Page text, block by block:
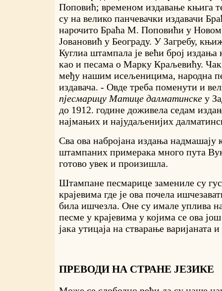
Поповић; временом издавање књига
су на велико панчевачки издавачи
нарочито Браћа М. Поповићи у
Јовановић у Београду. У Загребу,
Куглиа штампала је већи број издања
као и песама о Марку Краљевићу.
међу нашим исељеницима, народна
издавача. - Овде треба поменути и
пјесмарицу Матице далматинске у
до 1912. године доживела седам
најмањих и најудаљенијих
Сва ова набројана издања надмашају
штампаних примерака много пута
готово увек и произишла.
Штампане песмарице замениле су
крајевима где је ова почела
била ишчезла. Оне су имале уплива
песме у крајевима у којима се ова
јака утицаја на стварање варијаната
ПРЕВОДИ НА СТРАНЕ ЈЕЗИКЕ